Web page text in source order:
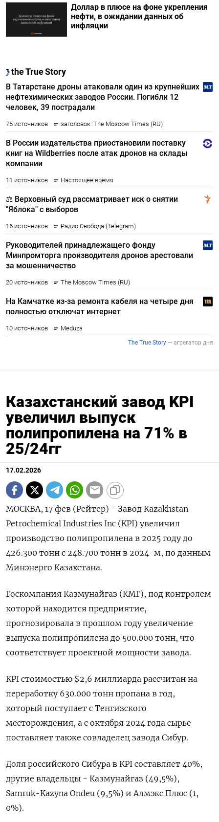
Доллар в плюсе на фоне укрепления
нефти, в ожидании данных об
инфляции
Казахстанский завод KPI
увеличил выпуск
полипропилена на 71% в
25/24гг
17.02.2026
МОСКВА, 17 фев (Рейтер) - Завод Kazakhstan
Petrochemical Industries Inc (KPI) увеличил
производство полипропилена ‌в 2025 году до
426.300 тонн с 248.700 тонн в ​2024-​м, ​по данным
Минэнерго Казахстана.
Госкомпания ⁠Казмунайгаз (КМГ), под ‌контролем
которой находится ‌предприятие,
прогнозировала в прошлом году увеличение
выпуска ​полипропилена до 500.000 ‌тонн, что
соответствует проектной мощности завода.
KPI ​стоимостью $2,6 миллиарда рассчитан на
‌переработку 630.000 тонн пропана в год,
который поступает с Тенгизского ​
месторождения, ​а с ‌октября 2024 года сырье
поставляет ​также совладелец завода Сибур.
Доля российского Сибура в KPI составляет 40%,
другие владельцы - Казмунайгаз (49,5%),
Samruk-Kazyna Ondeu (9,5%) и Алмэкс Плюс (1,​
0%).